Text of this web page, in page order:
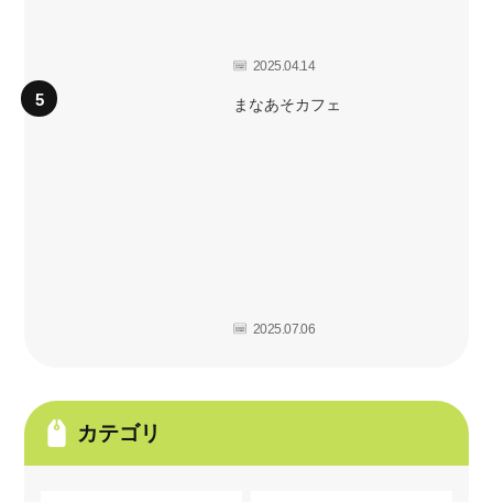
2025.04.14
まなあそカフェ
2025.07.06
カテゴリ